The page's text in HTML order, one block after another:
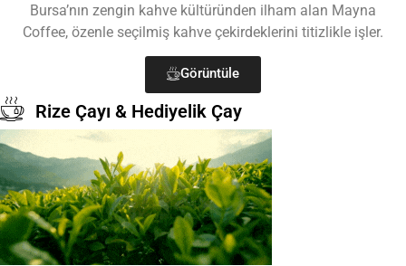
Bursa’nın zengin kahve kültüründen ilham alan Mayna
Coffee, özenle seçilmiş kahve çekirdeklerini titizlikle işler.
Görüntüle
Rize Çayı & Hediyelik Çay